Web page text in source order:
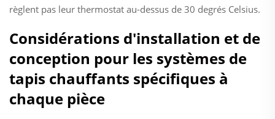
règlent pas leur thermostat au-dessus de 30 degrés Celsius.
Considérations d'installation et de
conception pour les systèmes de
tapis chauffants spécifiques à
chaque pièce